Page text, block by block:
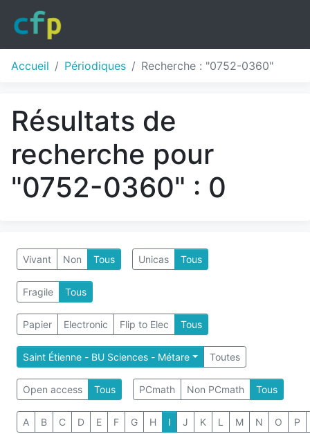
Accueil Périodiques Recherche : "0752-0360"
Résultats de
recherche pour
"0752-0360" : 0
Vivant Non Tous Unicas Tous
Fragile Tous
Papier Electronic Flip to Elec Tous
Saint Étienne - BU Sciences - Métare Toutes
Open access Tous PCmath Non PCmath Tous
A B C D E F G H I J K L M N O P